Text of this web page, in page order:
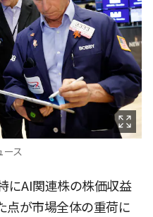
ース
にAI関連株の株価収益
点が市場全体の重荷に